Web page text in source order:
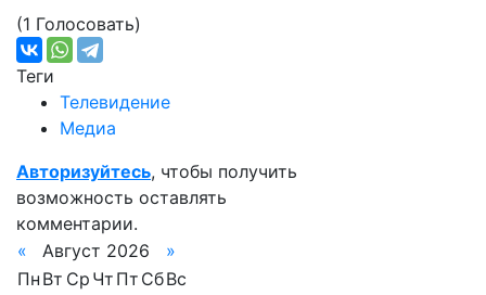
(1 Голосовать)
Теги
Телевидение
Медиа
Авторизуйтесь, чтобы получить
возможность оставлять
комментарии.
«
Август 2026
»
Пн Вт Ср Чт Пт СбВс